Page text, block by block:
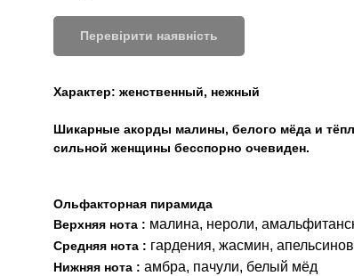
Перевірити наявність
Характер: женственный, нежный
Шикарные акорды малины, белого мёда и
сильной женщины бесспорно очевиден.
Ольфакторная пирамида
Верхняя нота : малина, нероли,
Средняя нота : гардения, жасмин,
Нижняя нота : амбра, пачули, белый мёд